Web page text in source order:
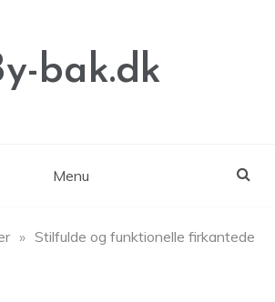
bak.dk
Menu
» Stilfulde og funktionelle firkantede